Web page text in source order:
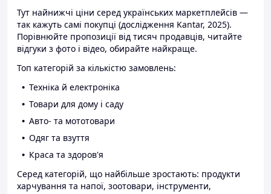
Тут найнижчі ціни серед українських маркетплейсів —
так кажуть самі покупці (дослідження Kantar, 2025).
Порівнюйте пропозиції від тисяч продавців, читайте
відгуки з фото і відео, обирайте найкраще.
Топ категорій за кількістю замовлень:
Техніка й електроніка
Товари для дому і саду
Авто- та мототовари
Одяг та взуття
Краса та здоров'я
Серед категорій, що найбільше зростають: продукти
харчування та напої, зоотовари, інструменти,